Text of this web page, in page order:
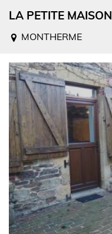
LA PETITE MAISON
MONTHERME